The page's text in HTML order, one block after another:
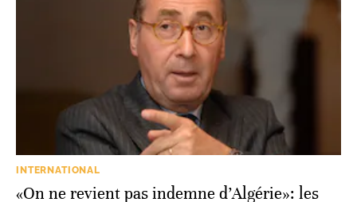
INTERNATIONAL
«On ne revient pas indemne d’Algérie»: les